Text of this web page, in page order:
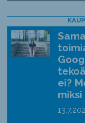
ei?
miksi